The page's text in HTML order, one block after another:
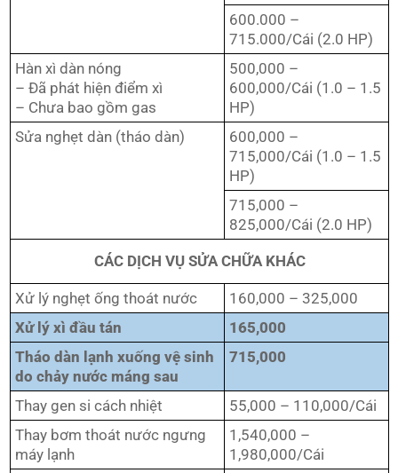
600.000 –
715.000/Cái (2.0 HP)
Hàn xì dàn nóng
– Đã phát hiện điểm xì
– Chưa bao gồm gas
500,000 –
600,000/Cái (1.0 – 1.5
HP)
Sửa nghẹt dàn (tháo dàn)
600,000 –
715,000/Cái (1.0 – 1.5
HP)
715,000 –
825,000/Cái (2.0 HP)
CÁC DỊCH VỤ SỬA CHỮA KHÁC
Xử lý nghẹt ống thoát nước
160,000 – 325,000
Xử lý xì đầu tán
165,000
Tháo dàn lạnh xuống vệ sinh
do chảy nước máng sau
715,000
Thay gen si cách nhiệt
55,000 – 110,000/Cái
Thay bơm thoát nước ngưng
máy lạnh
1,540,000 –
1,980,000/Cái